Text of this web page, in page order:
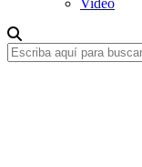
Video